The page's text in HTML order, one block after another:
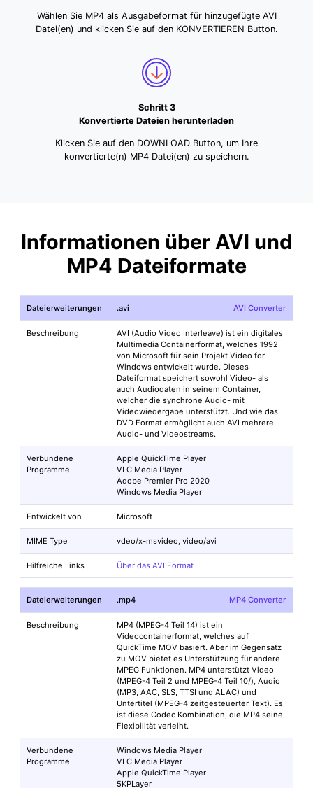
Wählen Sie MP4 als Ausgabeformat für hinzugefügte AVI
Datei(en) und klicken Sie auf den KONVERTIEREN Button.
Schritt 3
Konvertierte Dateien herunterladen
Klicken Sie auf den DOWNLOAD Button, um Ihre
konvertierte(n) MP4 Datei(en) zu speichern.
Informationen über AVI und
MP4 Dateiformate
Dateierweiterungen .avi AVI Converter
Beschreibung
AVI (Audio Video Interleave) ist ein digitales
Multimedia Containerformat, welches 1992
von Microsoft für sein Projekt Video for
Windows entwickelt wurde. Dieses
Dateiformat speichert sowohl Video- als
auch Audiodaten in seinem Container,
welcher die synchrone Audio- mit
Videowiedergabe unterstützt. Und wie das
DVD Format ermöglicht auch AVI mehrere
Audio- und Videostreams.
Verbundene
Programme
Apple QuickTime Player
VLC Media Player
Adobe Premier Pro 2020
Windows Media Player
Entwickelt von Microsoft
MIME Type vdeo/x-msvideo, video/avi
Hilfreiche Links Über das AVI Format
Dateierweiterungen .mp4 MP4 Converter
Beschreibung
MP4 (MPEG-4 Teil 14) ist ein
Videocontainerformat, welches auf
QuickTime MOV basiert. Aber im Gegensatz
zu MOV bietet es Unterstützung für andere
MPEG Funktionen. MP4 unterstützt Video
(MPEG-4 Teil 2 und MPEG-4 Teil 10/), Audio
(MP3, AAC, SLS, TTSI und ALAC) und
Untertitel (MPEG-4 zeitgesteuerter Text). Es
ist diese Codec Kombination, die MP4 seine
Flexibilität verleiht.
Verbundene
Programme
Windows Media Player
VLC Media Player
Apple QuickTime Player
5KPLayer